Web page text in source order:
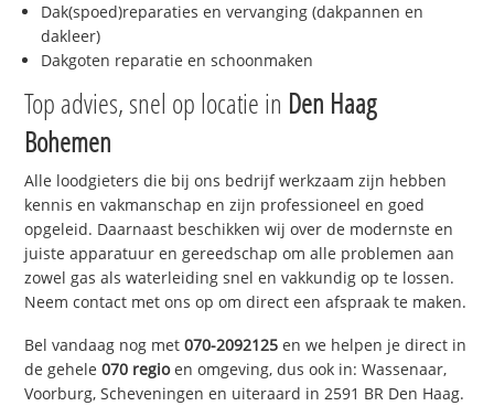
Dak(spoed)reparaties en vervanging (dakpannen en
dakleer)
Dakgoten reparatie en schoonmaken
Top advies, snel op locatie in Den Haag
Bohemen
Alle loodgieters die bij ons bedrijf werkzaam zijn hebben
kennis en vakmanschap en zijn professioneel en goed
opgeleid. Daarnaast beschikken wij over de modernste en
juiste apparatuur en gereedschap om alle problemen aan
zowel gas als waterleiding snel en vakkundig op te lossen.
Neem contact met ons op om direct een afspraak te maken.
Bel vandaag nog met070-2092125 en we helpen je direct in
de gehele070 regioen omgeving, dus ook in: Wassenaar,
Voorburg, Scheveningen en uiteraard in 2591 BR Den Haag.